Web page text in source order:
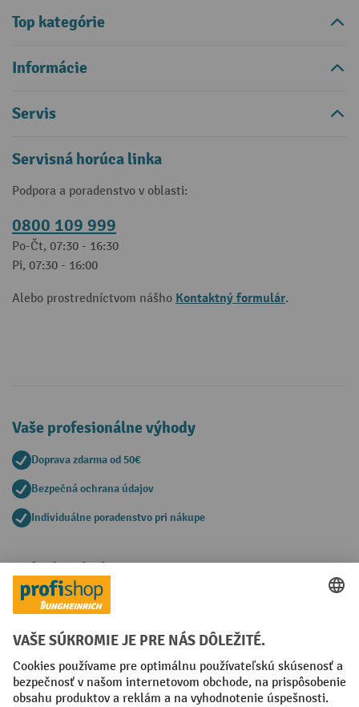
Top kategórie
Informácie
Servis
Servisná horúca linka
Podpora a poradenstvo v oblasti:
0800 109 999
Po-Čt, 07:30 - 16:30
Pi, 07:30 - 16:00
Alebo prostredníctvom nášho Kontaktný formulár.
Vaše profesionálne výhody
Doprava zdarma od 50€
Bezpečná ochrana údajov
Individuálne poradenstvo pri nákupe
Spôsoby platby
Creditcard (Master)Creditcard (Visa)
Faktúra Predplatba
Sociálne siete